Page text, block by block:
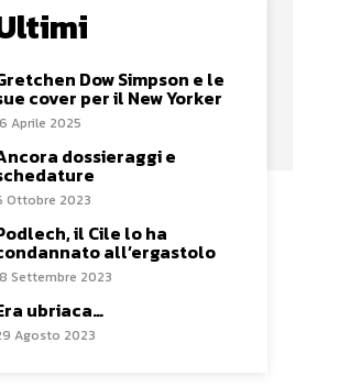
Dow Simpson e le
cover per il New Yorker
Aprile 2025
dossieraggi e
Ottobre 2023
il Cile lo ha
all’ergastolo
Settembre 2023
ubriaca…
Agosto 2023